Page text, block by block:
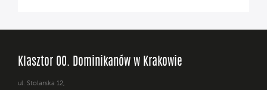
Klasztor OO. Dominikanów w Krakowie
ul. Stolarska 12,